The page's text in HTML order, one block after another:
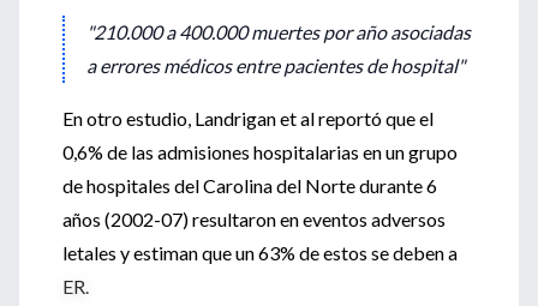
"210.000 a 400.000 muertes por año asociadas
a errores médicos entre pacientes de hospital"
En otro estudio, Landrigan et al reportó que el
0,6% de las admisiones hospitalarias en un grupo
de hospitales del Carolina del Norte durante 6
años (2002-07) resultaron en eventos adversos
letales y estiman que un 63% de estos se deben a
ER.